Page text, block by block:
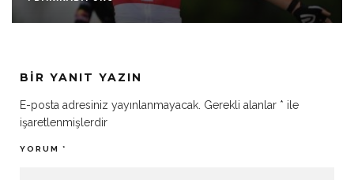
BIR YANIT YAZIN
E-posta adresiniz yayınlanmayacak. Gerekli alanlar * ile
işaretlenmişlerdir
YORUM *